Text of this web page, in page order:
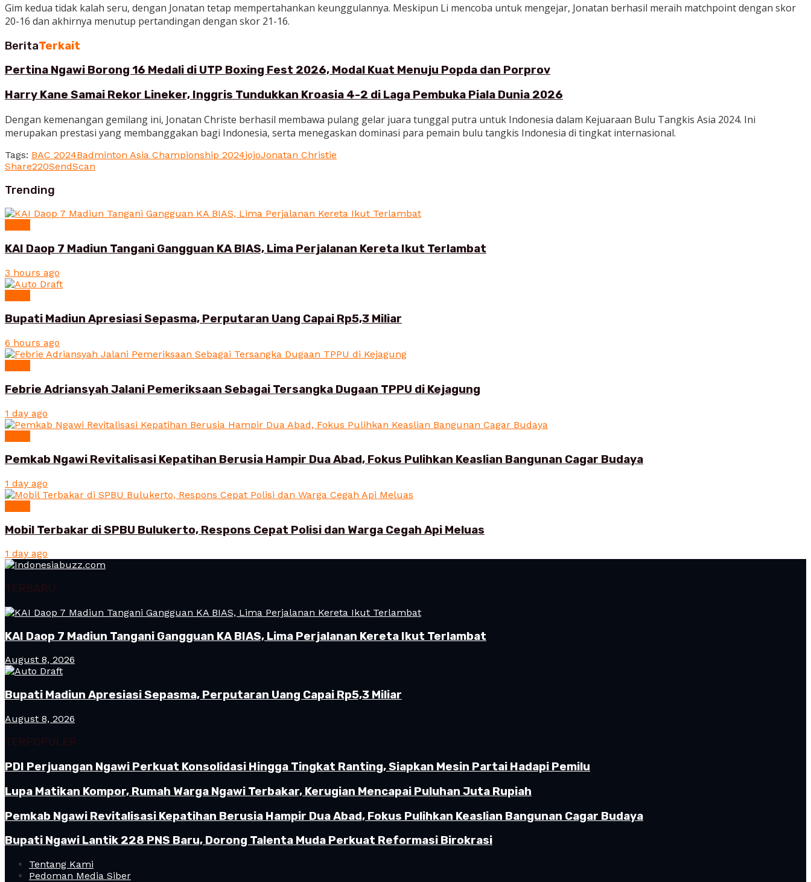
Gim kedua tidak kalah seru, dengan Jonatan tetap mempertahankan keunggulannya. Meskipun Li mencoba untuk mengejar, Jonatan berhasil meraih matchpoint dengan skor
20-16 dan akhirnya menutup pertandingan dengan skor 21-16.
BeritaTerkait
Pertina Ngawi Borong 16 Medali di UTP Boxing Fest 2026, Modal Kuat Menuju Popda dan Porprov
Harry Kane Samai Rekor Lineker, Inggris Tundukkan Kroasia 4-2 di Laga Pembuka Piala Dunia 2026
Dengan kemenangan gemilang ini, Jonatan Christe berhasil membawa pulang gelar juara tunggal putra untuk Indonesia dalam Kejuaraan Bulu Tangkis Asia 2024. Ini
merupakan prestasi yang membanggakan bagi Indonesia, serta menegaskan dominasi para pemain bulu tangkis Indonesia di tingkat internasional.
Tags: BAC 2024Badminton Asia Championship 2024jojoJonatan Christie
Share220SendScan
Trending
KAI Daop 7 Madiun Tangani Gangguan KA BIAS, Lima Perjalanan Kereta Ikut Terlambat
3 hours ago
Bupati Madiun Apresiasi Sepasma, Perputaran Uang Capai Rp5,3 Miliar
6 hours ago
Febrie Adriansyah Jalani Pemeriksaan Sebagai Tersangka Dugaan TPPU di Kejagung
1 day ago
Pemkab Ngawi Revitalisasi Kepatihan Berusia Hampir Dua Abad, Fokus Pulihkan Keaslian Bangunan Cagar Budaya
1 day ago
Mobil Terbakar di SPBU Bulukerto, Respons Cepat Polisi dan Warga Cegah Api Meluas
1 day ago
TERBARU
KAI Daop 7 Madiun Tangani Gangguan KA BIAS, Lima Perjalanan Kereta Ikut Terlambat
August 8, 2026
Bupati Madiun Apresiasi Sepasma, Perputaran Uang Capai Rp5,3 Miliar
August 8, 2026
TERPOPULER
PDI Perjuangan Ngawi Perkuat Konsolidasi Hingga Tingkat Ranting, Siapkan Mesin Partai Hadapi Pemilu
Lupa Matikan Kompor, Rumah Warga Ngawi Terbakar, Kerugian Mencapai Puluhan Juta Rupiah
Pemkab Ngawi Revitalisasi Kepatihan Berusia Hampir Dua Abad, Fokus Pulihkan Keaslian Bangunan Cagar Budaya
Bupati Ngawi Lantik 228 PNS Baru, Dorong Talenta Muda Perkuat Reformasi Birokrasi
Tentang Kami
Pedoman Media Siber